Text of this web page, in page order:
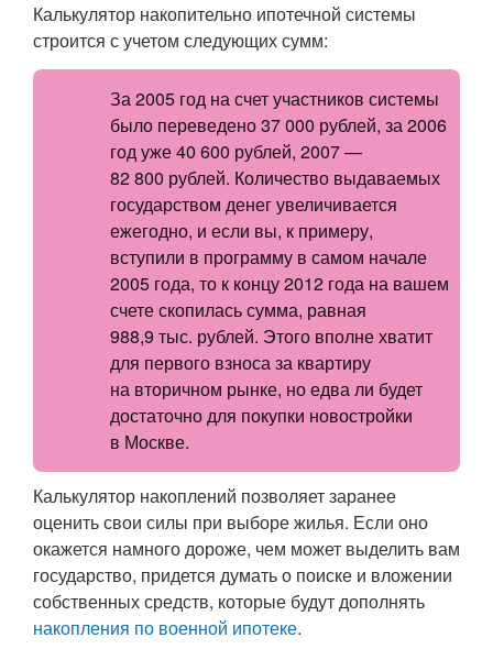
Калькулятор накопительно ипотечной системы
строится с учетом следующих сумм:
За 2005 год на счет участников системы
было переведено 37 000 рублей, за 2006
год уже 40 600 рублей, 2007 —
82 800 рублей. Количество выдаваемых
государством денег увеличивается
ежегодно, и если вы, к примеру,
вступили в программу в самом начале
2005 года, то к концу 2012 года на вашем
счете скопилась сумма, равная
988,9 тыс. рублей. Этого вполне хватит
для первого взноса за квартиру
на вторичном рынке, но едва ли будет
достаточно для покупки новостройки
в Москве.
Калькулятор накоплений позволяет заранее
оценить свои силы при выборе жилья. Если оно
окажется намного дороже, чем может выделить вам
государство, придется думать о поиске и вложении
собственных средств, которые будут дополнять
накопления по военной ипотеке.